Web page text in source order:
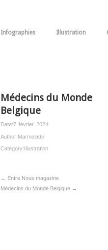
Infographies Illustration
Médecins du Monde
Belgique
Date:7 février 2024
Author:Marmelade
Category:Illustration
← Entre Nous magazine
Médecins du Monde Belgique →